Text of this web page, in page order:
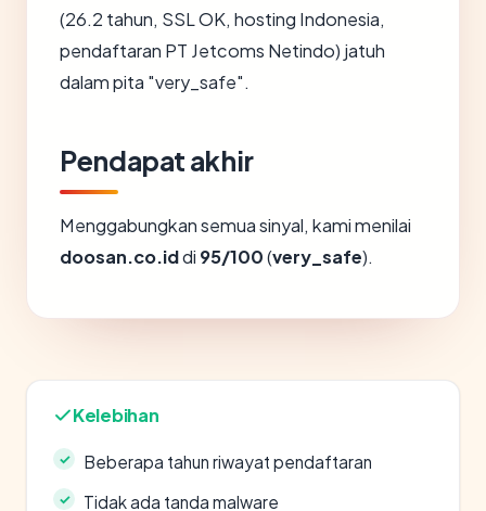
(26.2 tahun, SSL OK, hosting Indonesia,
pendaftaran PT Jetcoms Netindo) jatuh
dalam pita "very_safe".
Pendapat akhir
Menggabungkan semua sinyal, kami menilai
doosan.co.iddi 95/100(very_safe).
Kelebihan
Beberapa tahun riwayat pendaftaran
Tidak ada tanda malware